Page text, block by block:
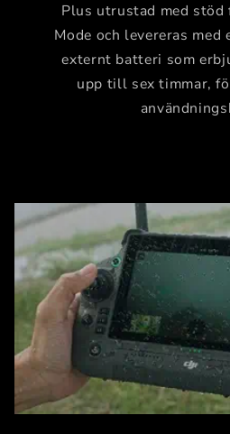
Plus utrustad med
Mode och levereras
externt batteri som
upp till sex timmar,